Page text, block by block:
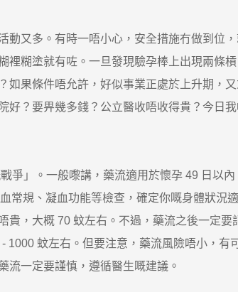
又多。有時一唔小心，安全措施冇做到位
糊塗就有咗。一旦發現驗孕棒上出現兩條
果條件唔允許，好似事業正處於上升期，
好？要畀幾多錢？公立醫收唔收得貴？今日
」。一般嚟講，藥流適用於懷孕 49 日以內
常規、凝血功能等檢查，確定你嘅身體狀況
，大概 70 蚊左右。不過，藥流之後一定
蚊左右。但要注意，藥流風險唔小，
流一定要謹慎，遵循醫生嘅建議。